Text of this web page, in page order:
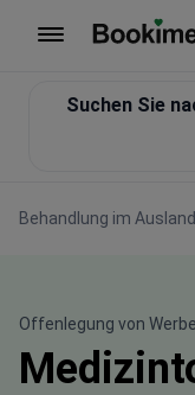
Behandlung im Ausland
Suchen Sie
Offenlegung von